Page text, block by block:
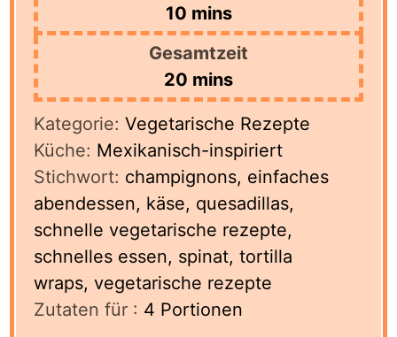
10minutes
mins
Gesamtzeit
20 minutes
mins
Kategorie:Vegetarische Rezepte
Küche: Mexikanisch-inspiriert
Stichwort: champignons, einfaches
abendessen, käse, quesadillas,
schnelle vegetarische rezepte,
schnelles essen, spinat, tortilla
wraps, vegetarische rezepte
Zutaten für : 4 Portionen